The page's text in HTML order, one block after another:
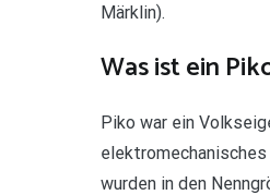
Märklin).
Was ist ein
Piko war ein
wurden in den